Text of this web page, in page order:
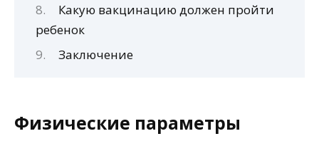
Какую вакцинацию должен пройти
ребенок
Заключение
Физические параметры